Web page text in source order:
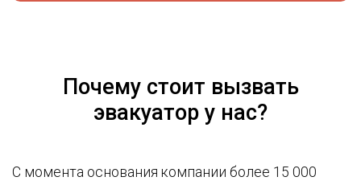
Почему стоит вызвать
эвакуатор у нас?
С момента основания компании более 15 000